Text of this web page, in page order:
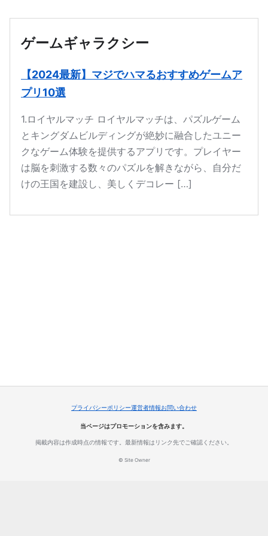
ゲームギャラクシー
【2024最新】マジでハマるおすすめゲームア
プリ10選
1.ロイヤルマッチ ロイヤルマッチは、パズルゲーム
とキングダムビルディングが絶妙に融合したユニー
クなゲーム体験を提供するアプリです。プレイヤー
は脳を刺激する数々のパズルを解きながら、自分だ
けの王国を建設し、美しくデコレー […]
プライバシーポリシー運営者情報お問い合わせ
当ページはプロモーションを含みます。
掲載内容は作成時点の情報です。最新情報はリンク先でご確認ください。
© Site Owner